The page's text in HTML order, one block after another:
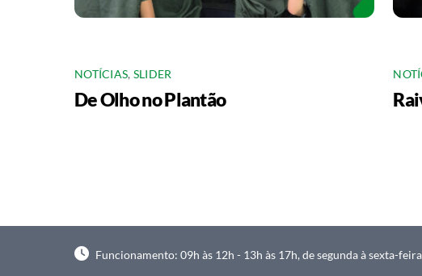
NOTÍCIAS, SLIDER
De Olho no Plantão
Funcionamento: 09h às 12h - 13h às 17h, de segunda à sexta-feira